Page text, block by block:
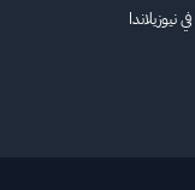
نيوزيلاندا